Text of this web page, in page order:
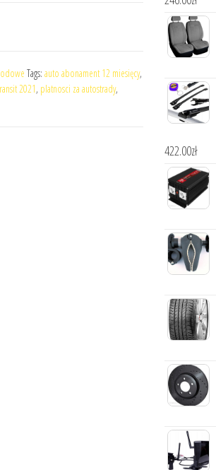
Tags: auto abonament 12 miesięcy,
2021, platnosci za autostrady,
422.00zł